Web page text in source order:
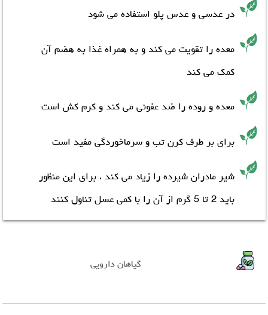
در عدسی و عدس پلو استفاده می شود
معده را تقویت می کند و به همراه غذا به هضم آن
کمک می کند
معده و روده را ضد عفونی می کند و کرم کش است
برایبر طرف کرن تبو سرماخوردگی مفید است
شیر مادران شیرده را زیاد می کند ، برای این منظور
باید 2 تا 5 گرم از آن را با کمی عسل تناول کنند
گیاهان دارویی